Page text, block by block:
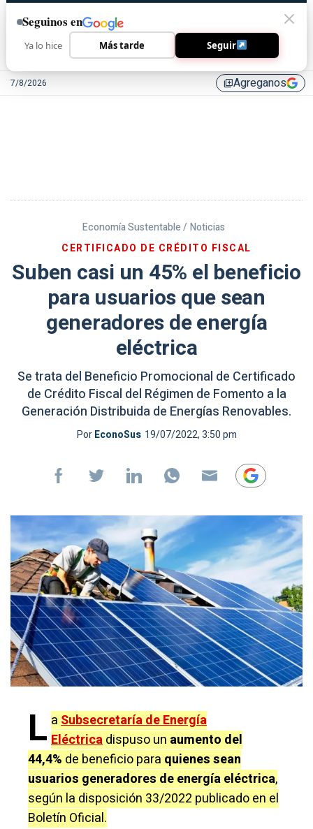
7/8/2026 library_addAgreganos
Economía Sustentable / Noticias
CERTIFICADO DE CRÉDITO FISCAL
Suben casi un 45% el beneficio
para usuarios que sean
generadores de energía
eléctrica
Se trata del Beneficio Promocional de Certificado
de Crédito Fiscal del Régimen de Fomento a la
Generación Distribuida de Energías Renovables.
PorEconoSus 19/07/2022, 3:50 pm
L aSubsecretaría de Energía
Eléctricadispuso un aumento del
44,4% de beneficio para quienes sean
usuarios generadores de energía eléctrica,
según la disposición 33/2022 publicado en el
Boletín Oficial.
Seguinos en
Ya lo hice Más tarde Seguir